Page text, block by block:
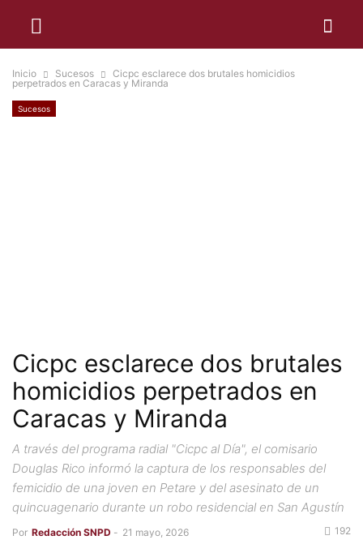
Inicio Sucesos
Cicpc esclarece dos brutales homicidios
perpetrados en Caracas y Miranda
Sucesos
Cicpc esclarece dos brutales
homicidios perpetrados en
Caracas y Miranda
A través del programa radial "Cicpc al Día", el comisario
Douglas Rico informó la captura de los responsables del
femicidio de una joven en Petare y del asesinato de un
quincuagenario durante un robo residencial en San Agustín
Por Redacción SNPD - 21 mayo, 2026 192